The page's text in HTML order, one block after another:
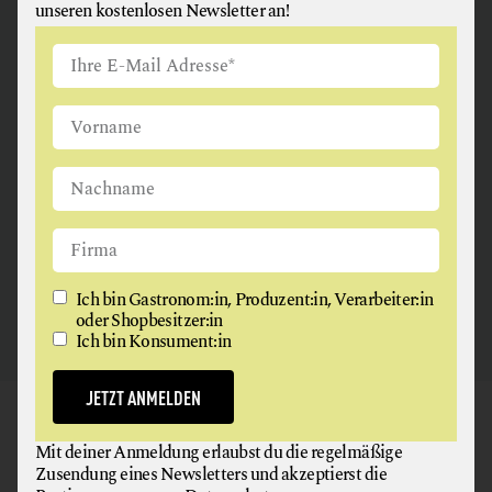
ANGUS & ARTHUR
FLEISCH + FLEISCHERZEUGNISSE
2326 Maria Lanzendorf
GAUMEN HOCH
NEWSLETTER
unseren kostenlosen Newsletter an!
Ich bin Gastronom:in, Produzent:in, Verarbeiter:in
oder Shopbesitzer:in
Ich bin Konsument:in
JETZT ANMELDEN
Mit deiner Anmeldung erlaubst du die regelmäßige
Zusendung eines Newsletters und akzeptierst die